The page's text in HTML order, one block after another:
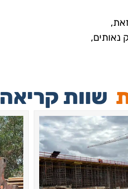
נאותים,
שוות קריאה